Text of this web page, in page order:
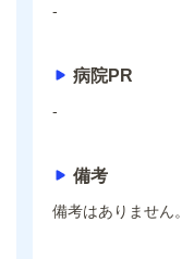
-
病院PR
-
備考
備考はありません。